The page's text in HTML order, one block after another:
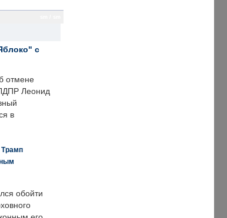
с
отмене
Леонид
в
Трамп
обойти